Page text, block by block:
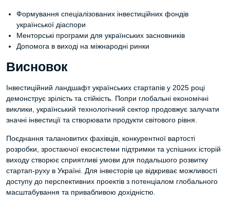
Формування спеціалізованих інвестиційних фондів
української діаспори
Менторські програми для українських засновників
Допомога в виході на міжнародні ринки
Висновок
Інвестиційний ландшафт українських стартапів у 2025 році
демонструє зрілість та стійкість. Попри глобальні економічні
виклики, український технологічний сектор продовжує залучати
значні інвестиції та створювати продукти світового рівня.
Поєднання талановитих фахівців, конкурентної вартості
розробки, зростаючої екосистеми підтримки та успішних історій
виходу створює сприятливі умови для подальшого розвитку
стартап-руху в Україні. Для інвесторів це відкриває можливості
доступу до перспективних проектів з потенціалом глобального
масштабування та привабливою дохідністю.